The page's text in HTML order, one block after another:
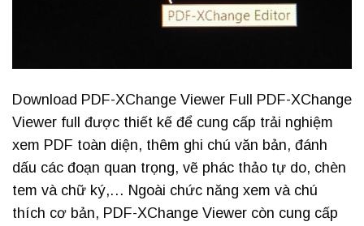
Download PDF-XChange Viewer Full PDF-XChange
Viewer full được thiết kế để cung cấp trải nghiệm
xem PDF toàn diện, thêm ghi chú văn bản, đánh
dấu các đoạn quan trọng, vẽ phác thảo tự do, chèn
tem và chữ ký,… Ngoài chức năng xem và chú
thích cơ bản, PDF-XChange Viewer còn cung cấp